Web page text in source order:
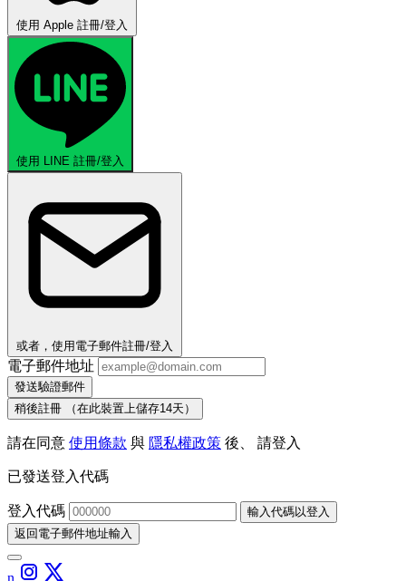
使用 Apple 註冊/登入
使用 LINE 註冊/登入
或者，使用電子郵件註冊/登入
電子郵件地址
發送驗證郵件
稍後註冊
（在此裝置上儲存14天）
請在同意 使用條款 與 隱私權政策 後、 請登入
已發送登入代碼
登入代碼
輸入代碼以登入
返回電子郵件地址輸入